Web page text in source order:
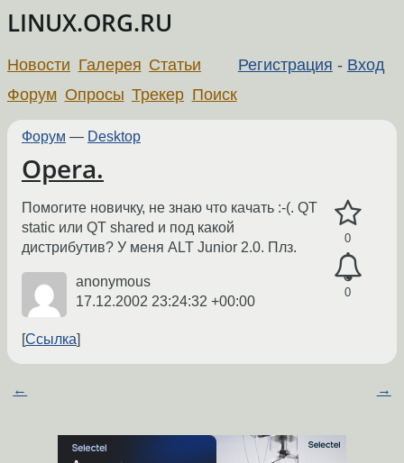
LINUX.ORG.RU
Регистрация - Вход
Новости Галерея Статьи
Форум Опросы Трекер Поиск
Форум — Desktop
Opera.
0
0
Помогите новичку, не знаю что качать :-(. QT
static или QT shared и под какой
дистрибутив? У меня ALT Junior 2.0. Плз.
anonymous
17.12.2002 23:24:32 +00:00
Ссылка
← →